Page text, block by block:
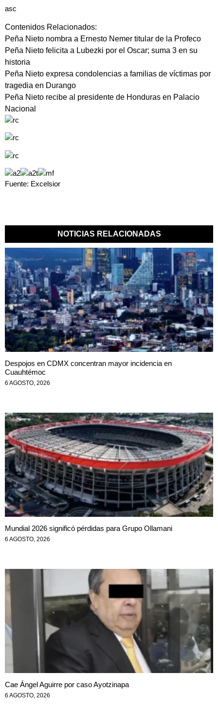
asc
Contenidos Relacionados:
Peña Nieto nombra a Ernesto Nemer titular de la Profeco
Peña Nieto felicita a Lubezki por el Oscar; suma 3 en su
historia
Peña Nieto expresa condolencias a familias de víctimas por
tragedia en Durango
Peña Nieto recibe al presidente de Honduras en Palacio
Nacional
Fuente: Excelsior
NOTICIAS RELACIONADAS
Despojos en CDMX concentran mayor incidencia en
Cuauhtémoc
6 AGOSTO, 2026
Mundial 2026 significó pérdidas para Grupo Ollamani
6 AGOSTO, 2026
Cae Ángel Aguirre por caso Ayotzinapa
6 AGOSTO, 2026